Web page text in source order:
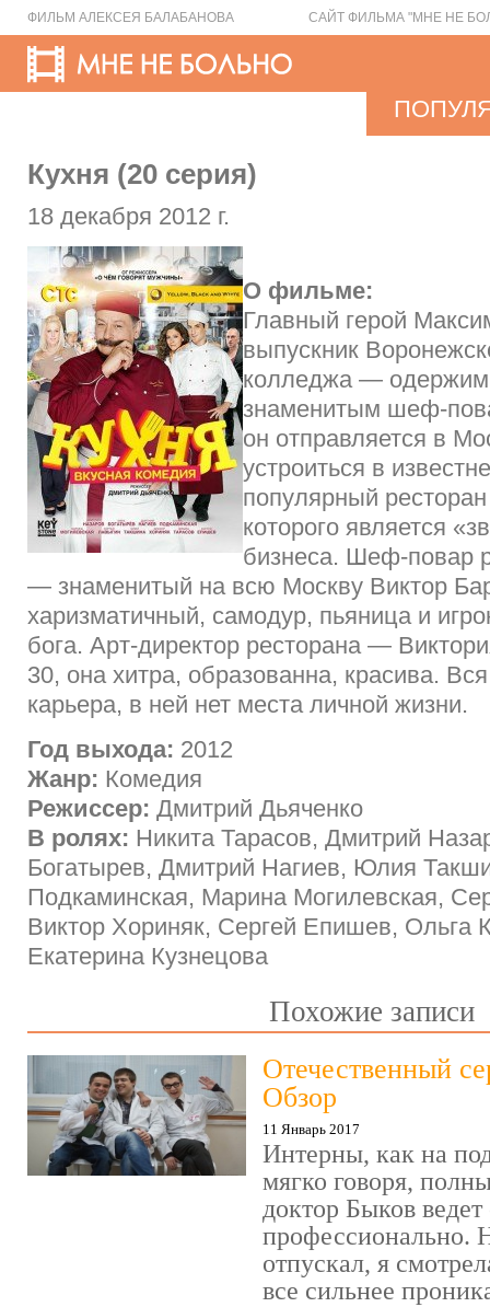
ФИЛЬМ АЛЕКСЕЯ БАЛАБАНОВА САЙТ ФИЛЬМА "МНЕ НЕ
Кухня (20 серия)
18 декабря 2012 г.
О фильме:
Главный герой
выпускник
колледжа — одержим
знаменитым шеф-
он отправляется в
устроиться в
популярный
которого является
бизнеса. Шеф-повар
— знаменитый на всю Москву Виктор
харизматичный, самодур, пьяница и
бога. Арт-директор ресторана —
30, она хитра, образованна, красива.
карьера, в ней нет места личной жизни.
Год выхода: 2012
Жанр: Комедия
Режиссер: Дмитрий Дьяченко
В ролях: Никита Тарасов, Дмитрий
Богатырев, Дмитрий Нагиев, Юлия
Подкаминская, Марина Могилевская,
Виктор Хориняк, Сергей Епишев, Ольга
Екатерина Кузнецова
Похожие записи
Отечественный
Обзор
11 Январь 2017
Интерны, как на
мягко говоря,
доктор Быков ведет
профессионально.
отпускал, я
все сильнее